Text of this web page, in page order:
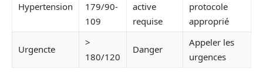
Hypertension
179/90-
109
active
requise
protocole
approprié
Urgencte
>
180/120
Danger
Appeler les
urgences